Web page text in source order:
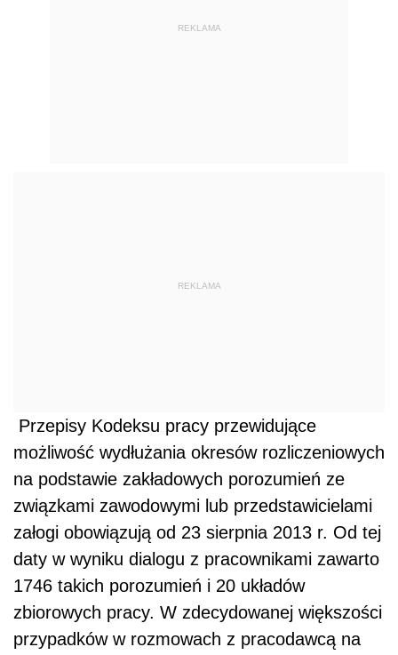
REKLAMA
REKLAMA
Przepisy Kodeksu pracy przewidujące
możliwość wydłużania okresów rozliczeniowych
na podstawie zakładowych porozumień ze
związkami zawodowymi lub przedstawicielami
załogi obowiązują od 23 sierpnia 2013 r. Od tej
daty w wyniku dialogu z pracownikami zawarto
1746 takich porozumień i 20 układów
zbiorowych pracy. W zdecydowanej większości
przypadków w rozmowach z pracodawcą na